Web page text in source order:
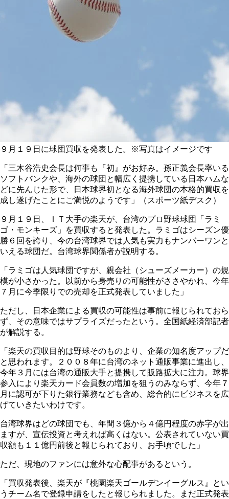
９月１９日に球団買収を発表した。※写真はイメージです
「三木谷浩史会長は何事も『初』がお好み。孫正義会長率いる
ソフトバンクや、海外の球団と幅広く提携している日本ハムな
どに先んじた形で、日本球界初となる海外球団の本格的買収を
成し遂げたことにご満悦のようです」（スポーツ紙デスク）
９月１９日、ＩＴ大手の楽天が、台湾のプロ野球球団「ラミ
ゴ・モンキーズ」を買収すると発表した。ラミゴはシーズン優
勝６回を誇り、今の台湾球界では人気も実力もナンバーワンと
いえる球団だ。台湾球界関係者が説明する。
「ラミゴは人気球団ですが、親会社（シューズメーカー）の規
模が小さかった。以前から身売りの可能性がささやかれ、今年
７月に今季限りでの売却を正式発表していました」
ただし、日本企業による買収の可能性は事前に報じられておら
ず、その意味ではサプライズだったという。全国紙経済部記者
が解説する。
「楽天の買収目的は野球そのものより、企業の知名度アップだ
と思われます。２００８年に台湾のネット通販事業に進出し、
今年３月には台湾の通販大手と提携して販路拡大に注力。球界
参入により楽天カード会員数の増加を狙うのみならず、今年７
月に認可が下りた銀行業務なども含め、総合的にビジネスを広
げていきたいわけです。
台湾球界はどの球団でも、年間３億から４億円程度の赤字が出
ますが、宣伝投資と考えれば高くはない。公表されていない買
収額も１１億円前後と報じられており、お手頃でした」
ただ、現地のファンには意外な心配事があるという。
「買収発表後、楽天が『桃園楽天ゴールデンイーグルス』とい
うチーム名で登録申請をしたと報じられました。まだ正式発表